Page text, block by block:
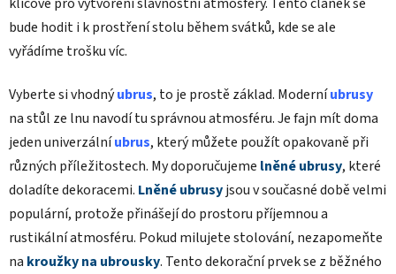
bude hodit i k prostření stolu během svátků, kde se ale
vyřádíme trošku víc.
Vyberte si vhodnýubrus, to je prostě základ. Moderníubrusy
na stůl ze lnu navodí tu správnou atmosféru. Je fajn mít doma
jeden univerzálníubrus, který můžete použít opakovaně při
různých příležitostech. My doporučujeme lněné ubrusy, které
doladíte dekoracemi. Lněné ubrusyjsou v současné době velmi
populární, protože přinášejí do prostoru příjemnou a
rustikální atmosféru. Pokud milujete stolování, nezapomeňte
na kroužky na ubrousky. Tento dekorační prvek se z běžného